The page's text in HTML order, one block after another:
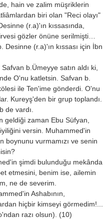
hain ve zalim müşriklerin
biri olan "Reci olayı"
(r.a)'ın kıssasında,
gözler önüne serilmişti…
(r.a)'ın kıssası için İbn
b.Ümeyye satın aldı ki,
O'nu katletsin. Safvan b.
ile Ten'ime gönderdi. O'nu
Kureyş'den bir grup toplandı.
de vardı.
geldiği zaman Ebu Süfyan,
versin. Muhammed'in
boynunu vurmamızı ve senin
şimdi bulunduğu mekânda
etmesini, benim ise, ailemin
ne de severim.
Ashabının,
hiçbir kimseyi görmedim!...
razı olsun). (10)